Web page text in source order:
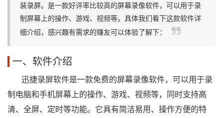
装录屏。是一款好评率比较高的屏幕录像软件，可以用于录
制屏幕上的操作、游戏、视频等。具体我们看下这款软件详
细介绍，感兴趣有需求的赚友可以体验了解下：
一、软件介绍
迅捷录屏软件是一款免费的屏幕录像软件，可以用于录
制电脑和手机屏幕上的操作、游戏、视频等，同时支持高
清、全屏、定时等功能。它具有简洁易用、操作方便的特